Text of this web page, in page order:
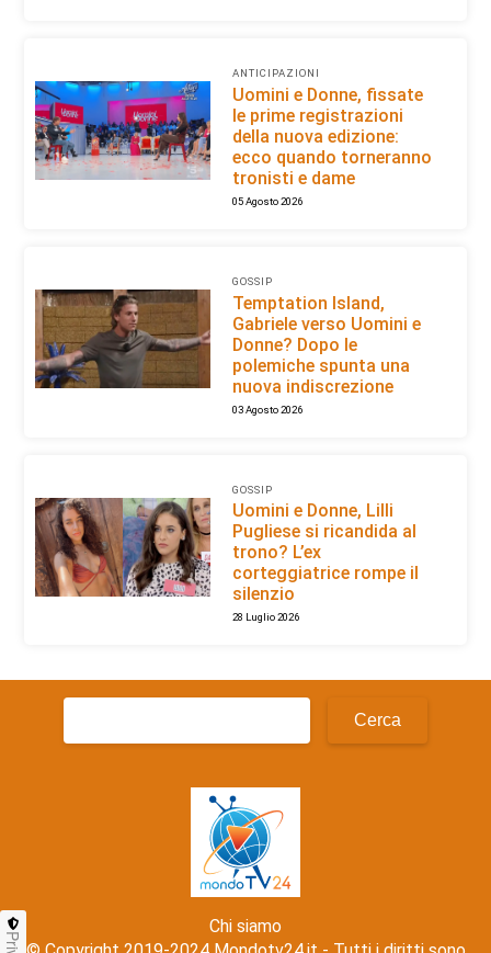
ANTICIPAZIONI
Uomini e Donne, fissate
le prime registrazioni
della nuova edizione:
ecco quando torneranno
tronisti e dame
05 Agosto 2026
GOSSIP
Temptation Island,
Gabriele verso Uomini e
Donne? Dopo le
polemiche spunta una
nuova indiscrezione
03 Agosto 2026
GOSSIP
Uomini e Donne, Lilli
Pugliese si ricandida al
trono? L’ex
corteggiatrice rompe il
silenzio
28 Luglio 2026
Chi siamo